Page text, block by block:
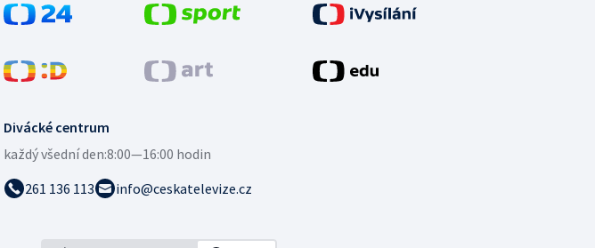
Divácké centrum
každý všední den:8:00—16:00 hodin
261 136 113
info@ceskatelevize.cz